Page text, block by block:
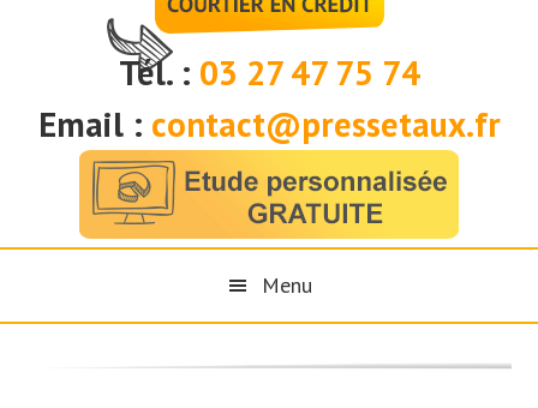
Tél. : 03 27 47 75 74
Email : contact@pressetaux.fr
Menu